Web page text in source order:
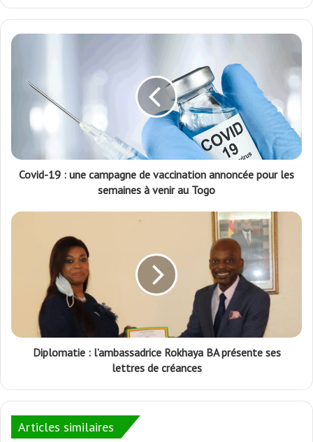
Covid-19 : une campagne de vaccination annoncée pour les
semaines à venir au Togo
Diplomatie : l’ambassadrice Rokhaya BA présente ses
lettres de créances
Articles similaires